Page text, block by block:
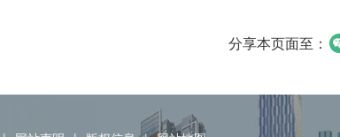
分享本页面至：